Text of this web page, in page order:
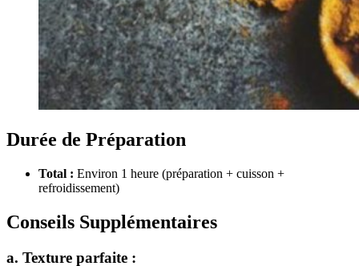
Durée de Préparation
Total : Environ 1 heure (préparation + cuisson +
refroidissement)
Conseils Supplémentaires
a. Texture parfaite :